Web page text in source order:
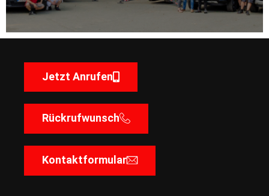
Jetzt Anrufen
Rückrufwunsch
Kontaktformular